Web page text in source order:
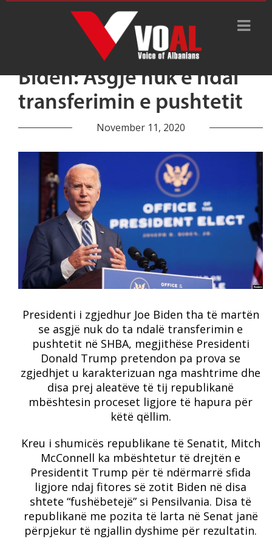
Biden: Asgjë nuk e ndal
transferimin e pushtetit
November 11, 2020
Presidenti i zgjedhur Joe Biden tha të martën
se asgjë nuk do ta ndalë transferimin e
pushtetit në SHBA, megjithëse Presidenti
Donald Trump pretendon pa prova se
zgjedhjet u karakterizuan nga mashtrime dhe
disa prej aleatëve të tij republikanë
mbështesin proceset ligjore të hapura për
këtë qëllim.
Kreu i shumicës republikane të Senatit, Mitch
McConnell ka mbështetur të drejtën e
Presidentit Trump për të ndërmarrë sfida
ligjore ndaj fitores së zotit Biden në disa
shtete “fushëbetejë” si Pensilvania. Disa të
republikanë me pozita të larta në Senat janë
përpjekur të ngjallin dyshime për rezultatin.